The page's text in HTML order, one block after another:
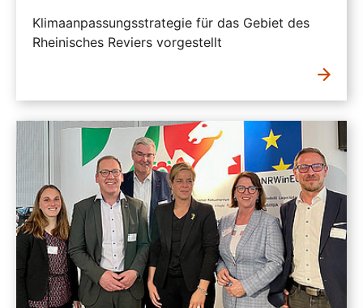
Klimaanpassungsstrategie für das Gebiet des
Rheinisches Reviers vorgestellt